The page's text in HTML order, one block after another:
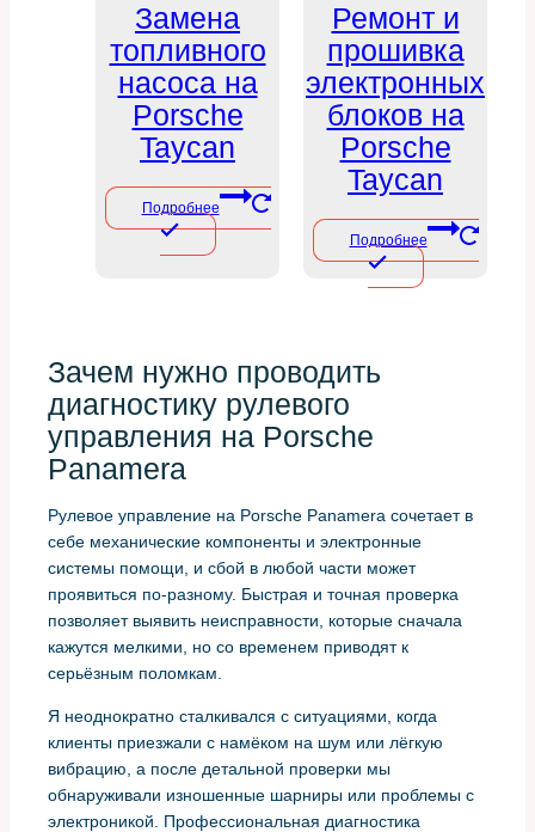
Замена
топливного
насоса на
Porsche
Taycan
Подробнее
Ремонт и
прошивка
электронных
блоков на
Porsche
Taycan
Подробнее
Зачем нужно проводить
диагностику рулевого
управления на Porsche
Panamera
Рулевое управление на Porsche Panamera сочетает в
себе механические компоненты и электронные
системы помощи, и сбой в любой части может
проявиться по-разному. Быстрая и точная проверка
позволяет выявить неисправности, которые сначала
кажутся мелкими, но со временем приводят к
серьёзным поломкам.
Я неоднократно сталкивался с ситуациями, когда
клиенты приезжали с намёком на шум или лёгкую
вибрацию, а после детальной проверки мы
обнаруживали изношенные шарниры или проблемы с
электроникой. Профессиональная диагностика